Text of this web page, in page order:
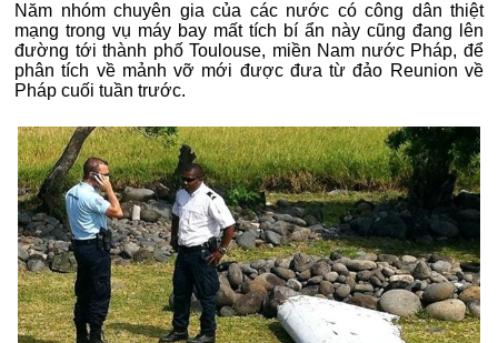
Năm nhóm chuyên gia của các nước có công dân thiệt
mạng trong vụ máy bay mất tích bí ẩn này cũng đang lên
đường tới thành phố Toulouse, miền Nam nước Pháp, để
phân tích về mảnh vỡ mới được đưa từ đảo Reunion về
Pháp cuối tuần trước.